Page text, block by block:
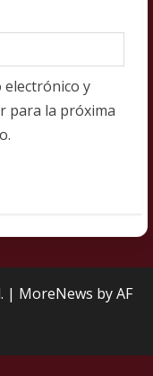
y
para la próxima
| MoreNews by AF